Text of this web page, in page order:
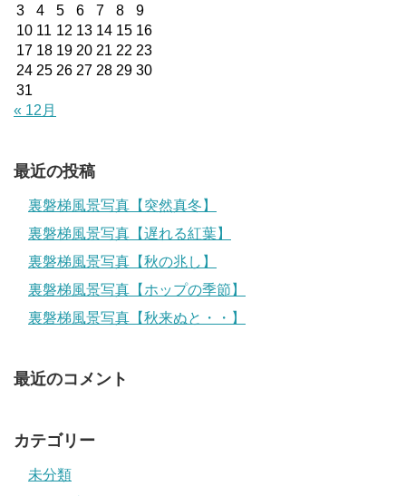
3
4 5 6 7 8
9
10 11 12 13 14 15 16
17 18 19 20 21 22 23
24 25 26 27 28 29 30
31
« 12月
最近の投稿
裏磐梯風景写真【突然真冬】
裏磐梯風景写真【遅れる紅葉】
裏磐梯風景写真【秋の兆し】
裏磐梯風景写真【ホップの季節】
裏磐梯風景写真【秋来ぬと・・】
最近のコメント
カテゴリー
未分類